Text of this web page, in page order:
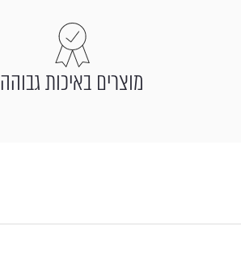
מוצרים באיכות גבוהה